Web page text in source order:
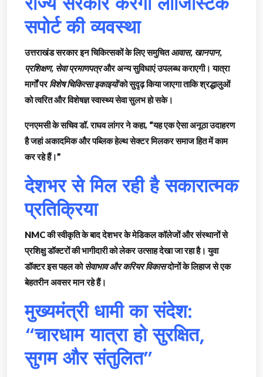
सपोर्ट की व्यवस्था
उत्तराखंड सरकार इन चिकित्सकों के लिए समुचितआवास, खानपान,
प्रशिक्षण, सेवा प्रमाणपत्रऔर अन्य सुविधाएं उपलब्ध कराएगी। यात्रा
मार्गों परविशेष चिकित्सा इकाइयोंको सुदृढ़ किया जाएगा ताकि श्रद्धालुओं
को त्वरित और विशेषज्ञ स्वास्थ्य सेवा सुलभ हो सके।
एनएमसी के सचिव डॉ. राघव लांगर ने कहा, “यह एक ऐसा अनूठा उदाहरण
है जहां अकादमिक और पब्लिक हेल्थ सेक्टर मिलकर समाज हित में काम
कर रहे हैं।”
देशभर से मिल रही है सकारात्मक
प्रतिक्रिया
NMC की स्वीकृति के बाद देशभर के मेडिकल कॉलेजों और संस्थानों से
प्रशिक्षु डॉक्टरों की भागीदारी को लेकर उत्साह देखा जा रहा है। युवा
डॉक्टर इस पहल कोसेवाभाव और करियर विकासदोनों के लिहाज से एक
बेहतरीन अवसर मान रहे हैं।
मुख्यमंत्री धामी का संदेश:
“चारधाम यात्रा हो सुरक्षित,
सुगम और संतुलित”